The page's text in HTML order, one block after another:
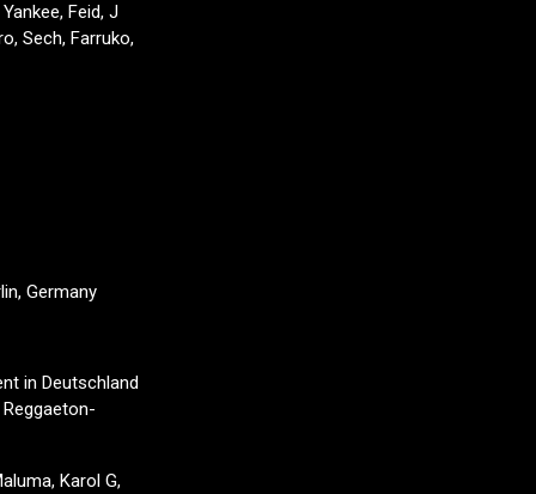
Feid, J
Sech, Farruko,
Germany
in Deutschland
Karol G,